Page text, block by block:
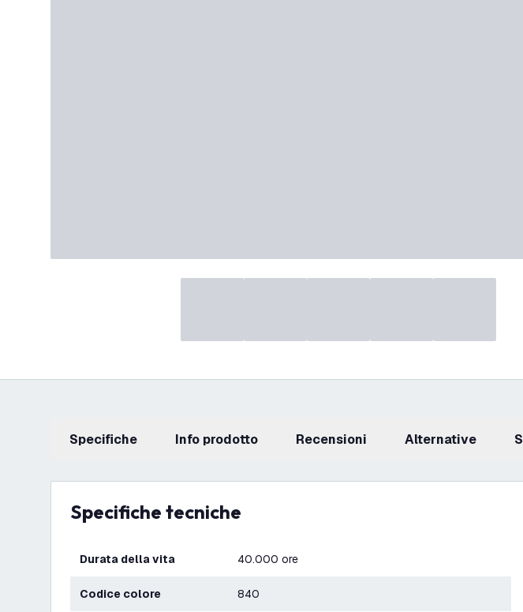
Specifiche info prodotto recensioni Alternative
Specifiche tecniche
Durata della vita 40.000 ore
Codice colore 840